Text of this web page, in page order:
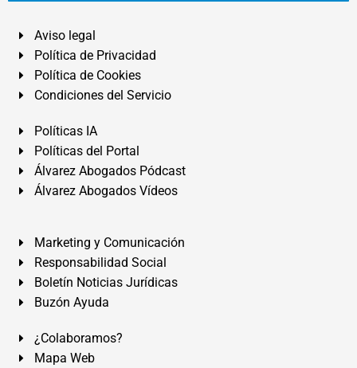
Aviso legal
Política de Privacidad
Política de Cookies
Condiciones del Servicio
Políticas IA
Políticas del Portal
Álvarez Abogados Pódcast
Álvarez Abogados Vídeos
Marketing y Comunicación
Responsabilidad Social
Boletín Noticias Jurídicas
Buzón Ayuda
¿Colaboramos?
Mapa Web